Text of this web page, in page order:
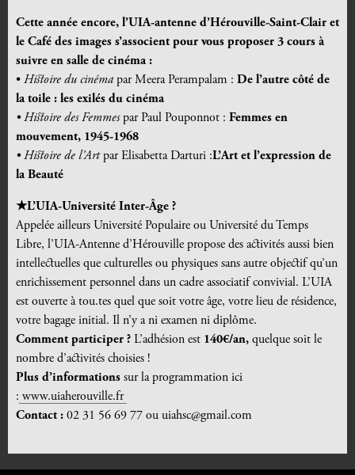
Cette année encore, l’UIA-antenne d’Hérouville-Saint-Clair et
le Café des images s’associent pour vous proposer 3 cours à
suivre en salle de cinéma :
• Histoire du cinéma par Meera Perampalam : De l’autre côté de
la toile : les exilés du cinéma
• Histoire des Femmes par Paul Pouponnot : Femmes en
mouvement, 1945-1968
• Histoire de l’Art par Elisabetta Darturi :L’Art et l’expression de
la Beauté
★L’UIA-Université Inter-Âge ?
Appelée ailleurs Université Populaire ou Université du Temps
Libre, l’UIA-Antenne d’Hérouville propose des activités aussi bien
intellectuelles que culturelles ou physiques sans autre objectif qu’un
enrichissement personnel dans un cadre associatif convivial. L’UIA
est ouverte à tou.tes quel que soit votre âge, votre lieu de résidence,
votre bagage initial. Il n’y a ni examen ni diplôme.
Comment participer ? L’adhésion est 140€/an, quelque soit le
nombre d’activités choisies !
Plus d’informations sur la programmation ici
: www.uiaherouville.fr
Contact : 02 31 56 69 77 ou uiahsc@gmail.com